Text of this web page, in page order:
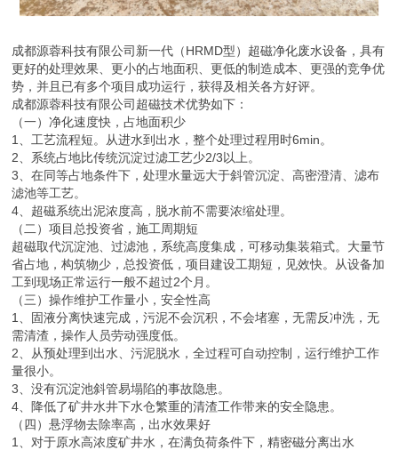
成都源蓉科技有限公司新一代（HRMD型）超磁净化废水设备，具有
更好的处理效果、更小的占地面积、更低的制造成本、更强的竞争优
势，并且已有多个项目成功运行，获得及相关各方好评。
成都源蓉科技有限公司超磁技术优势如下：
（一）净化速度快，占地面积少
1、工艺流程短。从进水到出水，整个处理过程用时6min。
2、系统占地比传统沉淀过滤工艺少2/3以上。
3、在同等占地条件下，处理水量远大于斜管沉淀、高密澄清、滤布
滤池等工艺。
4、超磁系统出泥浓度高，脱水前不需要浓缩处理。
（二）项目总投资省，施工周期短
超磁取代沉淀池、过滤池，系统高度集成，可移动集装箱式。大量节
省占地，构筑物少，总投资低，项目建设工期短，见效快。从设备加
工到现场正常运行一般不超过2个月。
（三）操作维护工作量小，安全性高
1、固液分离快速完成，污泥不会沉积，不会堵塞，无需反冲洗，无
需清渣，操作人员劳动强度低。
2、从预处理到出水、污泥脱水，全过程可自动控制，运行维护工作
量很小。
3、没有沉淀池斜管易塌陷的事故隐患。
4、降低了矿井水井下水仓繁重的清渣工作带来的安全隐患。
（四）悬浮物去除率高，出水效果好
1、对于原水高浓度矿井水，在满负荷条件下，精密磁分离出水